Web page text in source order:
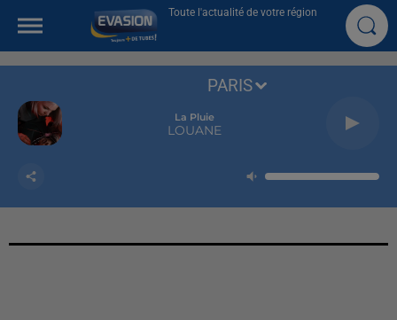
Toute l'actualité de votre région
La Pluie
LOUANE
PARIS